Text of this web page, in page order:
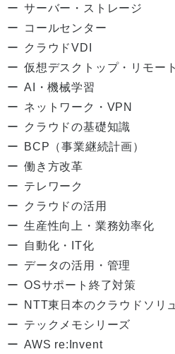
サーバー・ストレージ
コールセンター
クラウドVDI
仮想デスクトップ・リモー
AI・機械学習
ネットワーク・VPN
クラウドの基礎知識
BCP（事業継続計画）
働き方改革
テレワーク
クラウドの活用
生産性向上・業務効率化
自動化・IT化
データの活用・管理
OSサポート終了対策
NTT東日本のクラウドソリ
テックメモシリーズ
AWS re:Invent